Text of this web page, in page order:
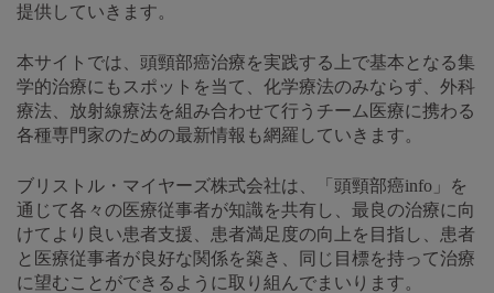
提供していきます。
本サイトでは、頭頸部癌治療を実践する上で基本となる集
学的治療にもスポットを当て、化学療法のみならず、外科
療法、放射線療法を組み合わせて行うチーム医療に携わる
各種専門家のための最新情報も網羅していきます。
ブリストル・マイヤーズ株式会社は、「頭頸部癌info」を
通じて各々の医療従事者が知識を共有し、最良の治療に向
けてより良い患者支援、患者満足度の向上を目指し、患者
と医療従事者が良好な関係を築き、同じ目標を持って治療
に望むことができるように取り組んでまいります。